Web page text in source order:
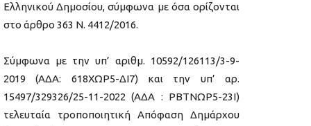
Ελληνικού Δημοσίου, σύμφωνα με όσα ορίζονται
στο άρθρο 363 Ν. 4412/2016.
Σύμφωνα με την υπ’ αριθμ. 10592/126113/3-9-
2019 (ΑΔΑ: 618ΧΩΡ5-ΔΙ7) και την υπ’ αρ.
15497/329326/25-11-2022 (ΑΔΑ : ΡΒΤΝΩΡ5-23Ι)
τελευταία τροποποιητική Απόφαση Δημάρχου